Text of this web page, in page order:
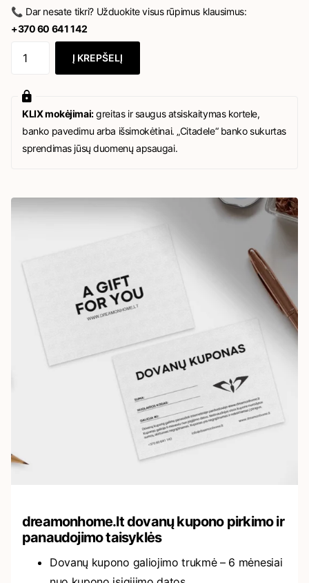
📞 Dar nesate tikri? Užduokite visus rūpimus klausimus:
+370 60 641 142
Į KREPŠELĮ
KLIX mokėjimai:greitas ir saugus atsiskaitymas kortele,
banko pavedimu arba išsimokėtinai. „Citadele“ banko sukurtas
sprendimas jūsų duomenų apsaugai.
dreamonhome.lt dovanų kupono pirkimo ir
panaudojimo taisyklės
Dovanų kupono galiojimo trukmė – 6 mėnesiai